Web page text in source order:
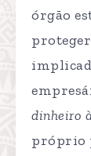
órgão
dinheiro
próprio